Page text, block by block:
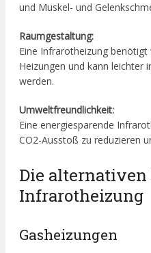
und Muskel- und
Raumgestaltung:
Eine Infrarotheizung
Heizungen und kann leichter
werden.
Umweltfreundlichkeit:
Eine energiesparende
CO2-Ausstoß zu reduzieren
Die
Infrarotheizung
Gasheizungen